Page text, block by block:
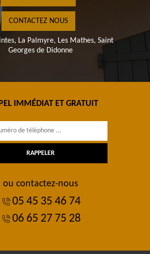
CONTACTEZ NOUS
La Palmyre, Les Mathes, Saint
Georges de Didonne
IMMÉDIAT ET GRATUIT
ou contactez-nous
05 45 35 46 74
06 65 27 75 28